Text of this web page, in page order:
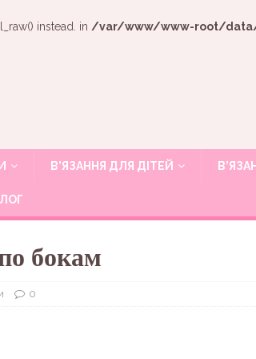
instead. in /var/www/www-root/
В’ЯЗАННЯ ДЛЯ ДІТЕЙ
бокам
0